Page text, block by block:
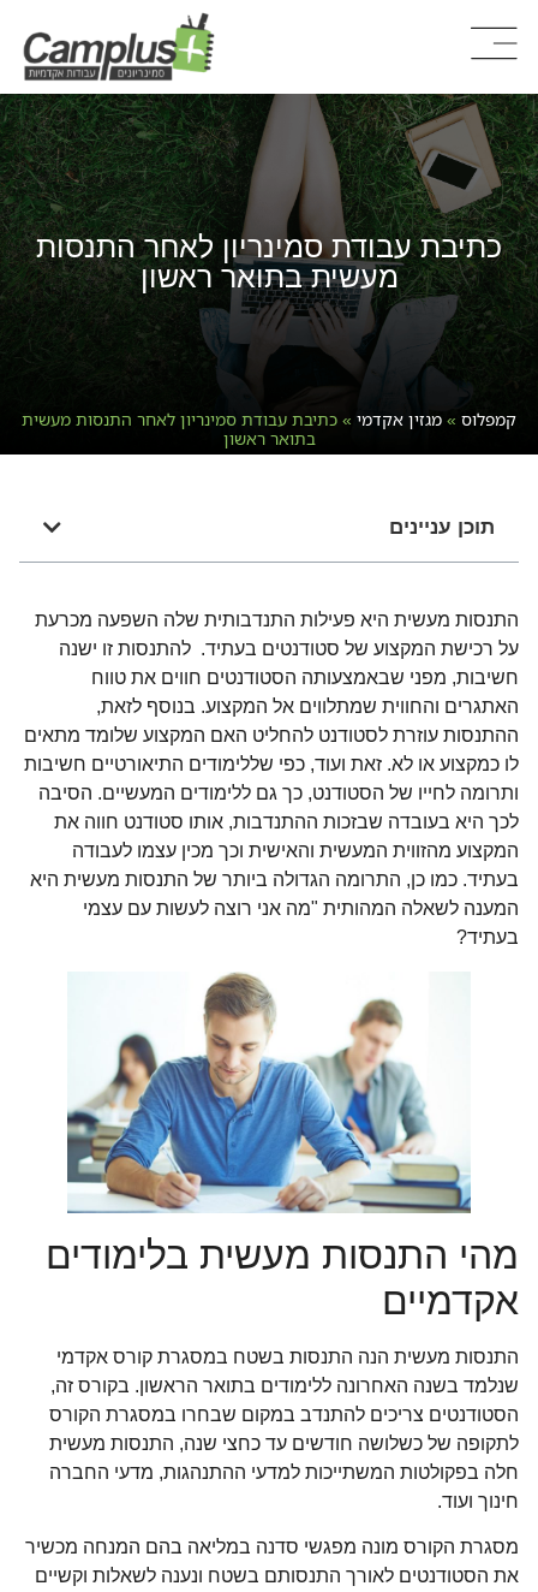
כתיבת עבודת סמינריון לאחר התנסות
מעשית בתואר ראשון
קמפלוס » מגזין אקדמי » כתיבת עבודת סמינריון לאחר התנסות מעשית
בתואר ראשון
תוכן עניינים
התנסות מעשית היא פעילות התנדבותית שלה השפעה מכרעת
על רכישת המקצוע של סטודנטים בעתיד. להתנסות זו ישנה
חשיבות, מפני שבאמצעותה הסטודנטים חווים את טווח
האתגרים והחווית שמתלווים אל המקצוע. בנוסף לזאת,
ההתנסות עוזרת לסטודנט להחליט האם המקצוע שלומד מתאים
לו כמקצוע או לא. זאת ועוד, כפי שללימודים התיאורטיים חשיבות
ותרומה לחייו של הסטודנט, כך גם ללימודים המעשיים. הסיבה
לכך היא בעובדה שבזכות ההתנדבות, אותו סטודנט חווה את
המקצוע מהזווית המעשית והאישית וכך מכין עצמו לעבודה
בעתיד. כמו כן, התרומה הגדולה ביותר של התנסות מעשית היא
המענה לשאלה המהותית "מה אני רוצה לעשות עם עצמי
בעתיד?
מהי התנסות מעשית בלימודים
אקדמיים
התנסות מעשית הנה התנסות בשטח במסגרת קורס אקדמי
שנלמד בשנה האחרונה ללימודים בתואר הראשון. בקורס זה,
הסטודנטים צריכים להתנדב במקום שבחרו במסגרת הקורס
לתקופה של כשלושה חודשים עד כחצי שנה, התנסות מעשית
חלה בפקולטות המשתייכות למדעי ההתנהגות, מדעי החברה
חינוך ועוד.
מסגרת הקורס מונה מפגשי סדנה במליאה בהם המנחה מכשיר
את הסטודנטים לאורך התנסותם בשטח ונענה לשאלות וקשיים